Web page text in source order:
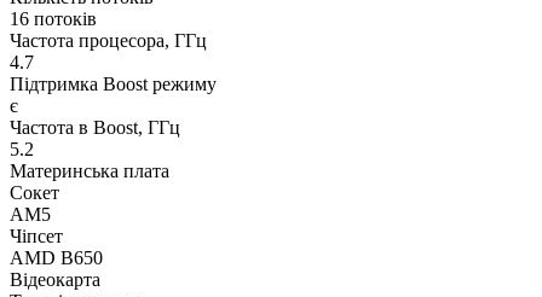
16 потоків
Частота процесора, ГГц
4.7
Підтримка Boost режиму
є
Частота в Boost, ГГц
5.2
Материнська плата
Сокет
AM5
Чіпсет
AMD B650
Відеокарта